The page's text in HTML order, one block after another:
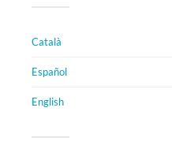
Català
Español
English